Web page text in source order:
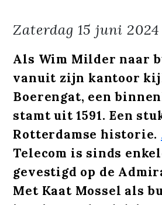
Zaterdag 15 juni 2024
Als Wim Milder naar
vanuit zijn kantoor
Boerengat, een
stamt uit 1591. Een
Rotterdamse historie.
Telecom is sinds
gevestigd op de
Met Kaat Mossel als